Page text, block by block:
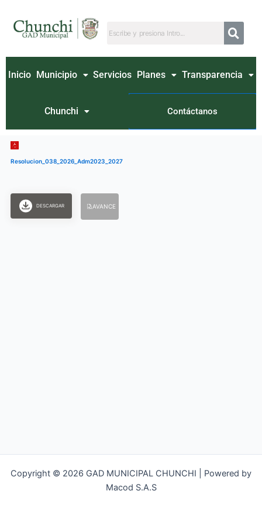
contenido
Inicio Municipio Servicios Planes Transparencia
Chunchi Contáctanos
Resolucion_038_2026_Adm2023_2027
DESCARGAR AVANCE
Copyright © 2026 GAD MUNICIPAL CHUNCHI | Powered by
Macod S.A.S